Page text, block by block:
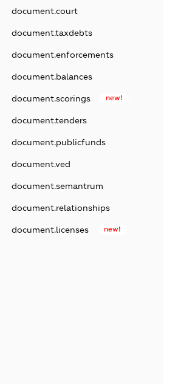
document.court
document.taxdebts
document.enforcements
document.balances
document.scorings new!
document.tenders
document.publicfunds
document.ved
document.semantrum
document.relationships
document.licenses new!